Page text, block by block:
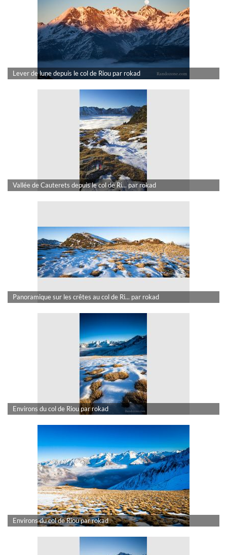
Lever de lune depuis le col de Riou par rokad
Vallée de Cauterets depuis le col de Ri... par rokad
Panoramique sur les crêtes au col de Ri... par rokad
Environs du col de Riou par rokad
Environs du col de Riou par rokad